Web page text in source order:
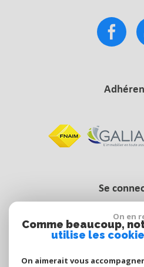
Se
Espace
On en
Comme beaucoup,
utilise les
On aimerait vous